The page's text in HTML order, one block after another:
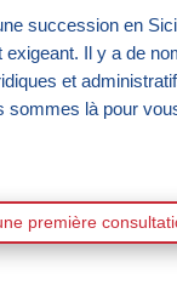
succession en
exigeant. Il y a de
et
sommes là pour
première